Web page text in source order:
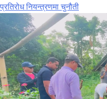
प्रतिरोध नियन्त्रणमा चुनौती